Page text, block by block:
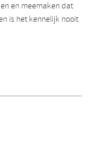
en meemaken dat
is het kennelijk nooit